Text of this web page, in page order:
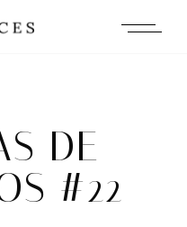
DE
#22